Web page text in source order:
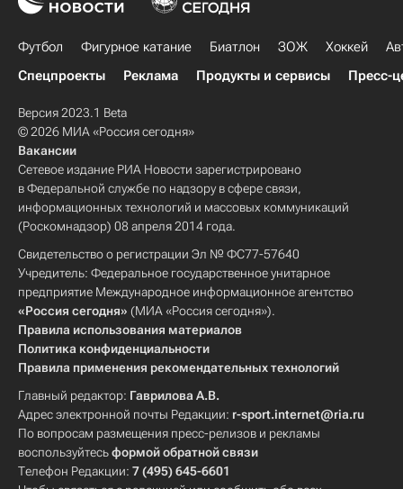
Футбол Фигурное катание Биатлон ЗОЖ Хоккей
Спецпроекты
Реклама Продукты и сервисы Пресс-
Версия 2023.1 Beta
© 2026 МИА «Россия сегодня»
Вакансии
Сетевое издание РИА Новости зарегистрировано
в Федеральной службе по надзору в сфере связи,
информационных технологий и массовых коммуникаций
(Роскомнадзор) 08 апреля 2014 года.
Свидетельство о регистрации Эл № ФС77-57640
Учредитель: Федеральное государственное унитарное
предприятие Международное информационное агентство
«Россия сегодня» (МИА «Россия сегодня»).
Правила использования материалов
Политика конфиденциальности
Правила применения рекомендательных технологий
Главный редактор: Гаврилова А.В.
Адрес электронной почты Редакции: r-sport.internet@ria.ru
По вопросам размещения пресс-релизов и рекламы
воспользуйтесьформой обратной связи
Телефон Редакции: 7 (495) 645-6601